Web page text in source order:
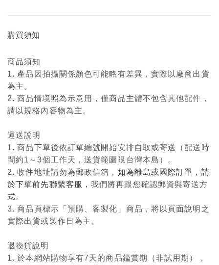
購買須知
商品須知
1. 產品因拍攝關係顏色可能略有差異，實際以廠商出貨
為主。
2. 商品情境照為示意用，僅商品主體不包含其他配件，
請以規格內容物為主。
運送說明
1. 商品下單後依訂單編號開始安排自取或寄送（配送時
間約1～3個工作天，送貨範圍限台灣本島）。
2. 收件地址請勿為郵政信箱， 如為離島或國際訂單，請
於下單前先聯繫客服 ，我們將再跟您確認郵資與寄送方
式。
3. 商品頁標示「預購、客製化」商品，將以頁面說明之
實際出貨或製作日為主。
退換貨說明
1. 於本網站購物享有7天的商品鑑賞期（非試用期），